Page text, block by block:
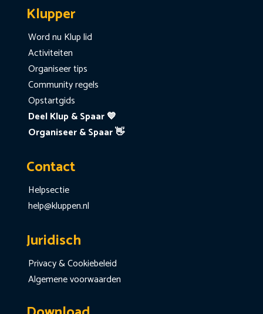
Klupper
Word nu Klup lid
Activiteiten
Organiseer tips
Community regels
Opstartgids
Deel Klup & Spaar 💙
Organiseer & Spaar 👋
Contact
Helpsectie
help@kluppen.nl
Juridisch
Privacy & Cookiebeleid
Algemene voorwaarden